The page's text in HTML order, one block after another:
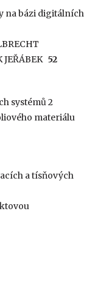
na bázi digitálních
JEŘÁBEK52
systémů 2
materiálu
a tísňových